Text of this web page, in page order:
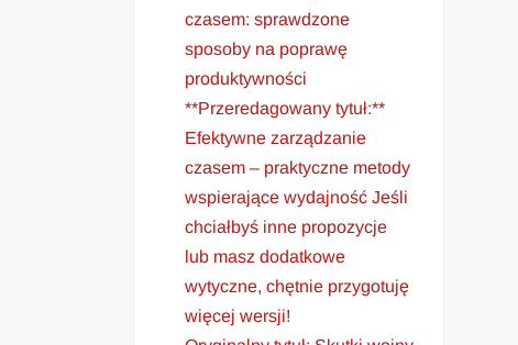
czasem: sprawdzone
sposoby na poprawę
produktywności
**Przeredagowany tytuł:**
Efektywne zarządzanie
czasem – praktyczne metody
wspierające wydajność Jeśli
chciałbyś inne propozycje
lub masz dodatkowe
wytyczne, chętnie przygotuję
więcej wersji!